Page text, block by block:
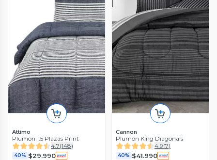
Attimo
Plumón 1.5 Plazas Print
4.7(148)
40% $29.990
Cannon
Plumón King Diagonals
4.9(7)
40% $41.990